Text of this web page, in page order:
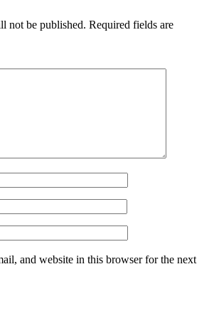
not be published. Required fields are
and website in this browser for the next